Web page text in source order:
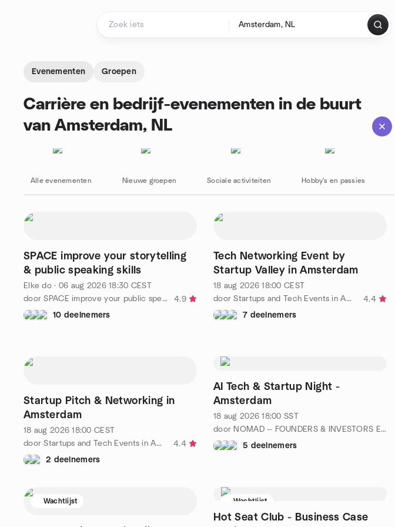
Evenementen Groepen
Carrière en bedrijf-evenementen in de buurt
van Amsterdam, NL
Alle evenementen Nieuwe groepen Sociale activiteiten Hobby's en passies
SPACE improve your storytelling
& public speaking skills
Elke do· 06 aug 2026 18:30 CEST
door SPACE improve your public speaking skills
4.9
10 deelnemers
Tech Networking Event by
Startup Valley in Amsterdam
18 aug 2026 18:00 CEST
door Startups and Tech Events in Amsterdam
4.4
7 deelnemers
Startup Pitch & Networking in
Amsterdam
18 aug 2026 18:00 CEST
door Startups and Tech Events in Amsterdam
4.4
2 deelnemers
AI Tech & Startup Night -
Amsterdam
18 aug 2026 18:00 SST
door NOMAD — FOUNDERS & INVESTORS EUROPE
5 deelnemers
Wachtlijst Wachtlijst
Hot Seat Club - Business Case